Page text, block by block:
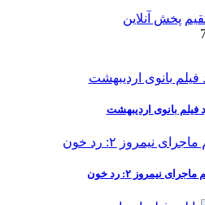
پخش آنلاین
فیلم بانوی اردیبهشت
نیمروز ۲: رد خون